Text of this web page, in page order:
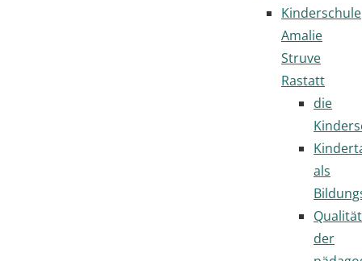
Kinderschule
Amalie
Struve
Rastatt
die
als
Qualität
der